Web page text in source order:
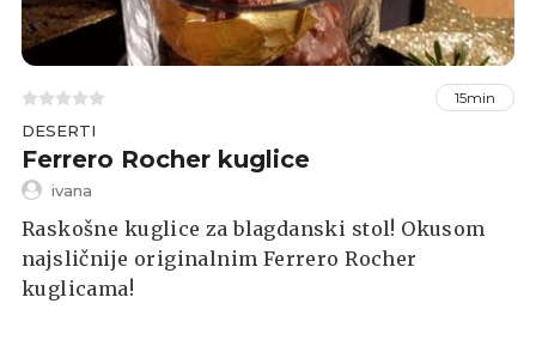
15min
DESERTI
Ferrero Rocher kuglice
ivana
Raskošne kuglice za blagdanski stol! Okusom
najsličnije originalnim Ferrero Rocher
kuglicama!